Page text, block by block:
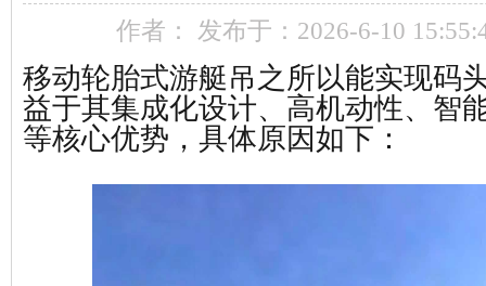
作者： 发布于：2026-6-10
移动轮胎式游艇吊之所以能实现码
益于其‌集成化设计、高机动性、智
等核心优势，具体原因如下：